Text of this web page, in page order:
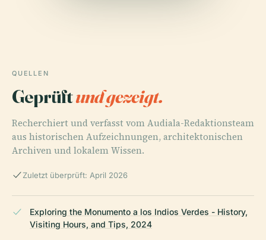
QUELLEN
Geprüftund gezeigt.
Recherchiert und verfasst vom Audiala-Redaktionsteam
aus historischen Aufzeichnungen, architektonischen
Archiven und lokalem Wissen.
Zuletzt überprüft: April 2026
Exploring the Monumento a los Indios Verdes - History,
Visiting Hours, and Tips, 2024